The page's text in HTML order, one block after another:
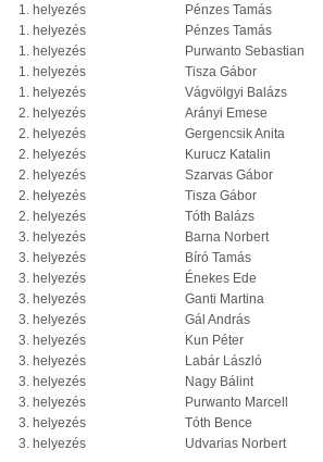
1. helyezés
Pénzes Tamás
1. helyezés
Pénzes Tamás
1. helyezés
Purwanto Sebastian
1. helyezés
Tisza Gábor
1. helyezés
Vágvölgyi Balázs
2. helyezés
Arányi Emese
2. helyezés
Gergencsik Anita
2. helyezés
Kurucz Katalin
2. helyezés
Szarvas Gábor
2. helyezés
Tisza Gábor
2. helyezés
Tóth Balázs
3. helyezés
Barna Norbert
3. helyezés
Bíró Tamás
3. helyezés
Énekes Ede
3. helyezés
Ganti Martina
3. helyezés
Gál András
3. helyezés
Kun Péter
3. helyezés
Labár László
3. helyezés
Nagy Bálint
3. helyezés
Purwanto Marcell
3. helyezés
Tóth Bence
3. helyezés
Udvarias Norbert